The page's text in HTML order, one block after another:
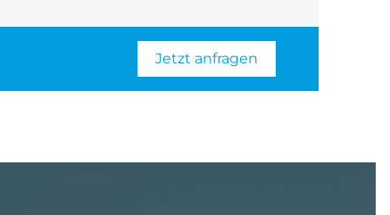
Jetzt anfragen